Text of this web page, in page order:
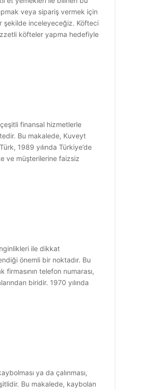
veya sipariş vermek için
şekilde inceleyeceğiz. Köfteci
köfteler yapma hedefiyle
finansal hizmetlerle
Bu makalede, Kuveyt
1989 yılında Türkiye’de
ve müşterilerine faizsiz
ile dikkat
önemli bir noktadır. Bu
telefon numarası,
biridir. 1970 yılında
ya da çalınması,
Bu makalede, kaybolan